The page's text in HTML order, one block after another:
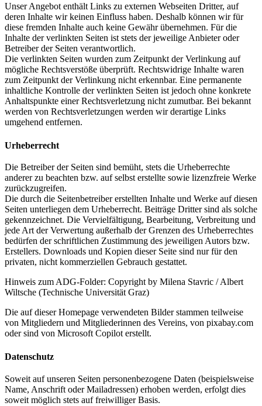
Unser Angebot enthält Links zu externen Webseiten Dritter, auf
deren Inhalte wir keinen Einfluss haben. Deshalb können wir für
diese fremden Inhalte auch keine Gewähr übernehmen. Für die
Inhalte der verlinkten Seiten ist stets der jeweilige Anbieter oder
Betreiber der Seiten verantwortlich.
Die verlinkten Seiten wurden zum Zeitpunkt der Verlinkung auf
mögliche Rechtsverstöße überprüft. Rechtswidrige Inhalte waren
zum Zeitpunkt der Verlinkung nicht erkennbar. Eine permanente
inhaltliche Kontrolle der verlinkten Seiten ist jedoch ohne konkrete
Anhaltspunkte einer Rechtsverletzung nicht zumutbar. Bei bekannt
werden von Rechtsverletzungen werden wir derartige Links
umgehend entfernen.
Urheberrecht
Die Betreiber der Seiten sind bemüht, stets die Urheberrechte
anderer zu beachten bzw. auf selbst erstellte sowie lizenzfreie Werke
zurückzugreifen.
Die durch die Seitenbetreiber erstellten Inhalte und Werke auf diesen
Seiten unterliegen dem Urheberrecht. Beiträge Dritter sind als solche
gekennzeichnet. Die Vervielfältigung, Bearbeitung, Verbreitung und
jede Art der Verwertung außerhalb der Grenzen des Urheberrechtes
bedürfen der schriftlichen Zustimmung des jeweiligen Autors bzw.
Erstellers. Downloads und Kopien dieser Seite sind nur für den
privaten, nicht kommerziellen Gebrauch gestattet.
Hinweis zum ADG-Folder: Copyright by Milena Stavric / Albert
Wiltsche (Technische Universität Graz)
Die auf dieser Homepage verwendeten Bilder stammen teilweise
von Mitgliedern und Mitgliederinnen des Vereins, von pixabay.com
oder sind von Microsoft Copilot erstellt.
Datenschutz
Soweit auf unseren Seiten personenbezogene Daten (beispielsweise
Name, Anschrift oder Mailadressen) erhoben werden, erfolgt dies
soweit möglich stets auf freiwilliger Basis.